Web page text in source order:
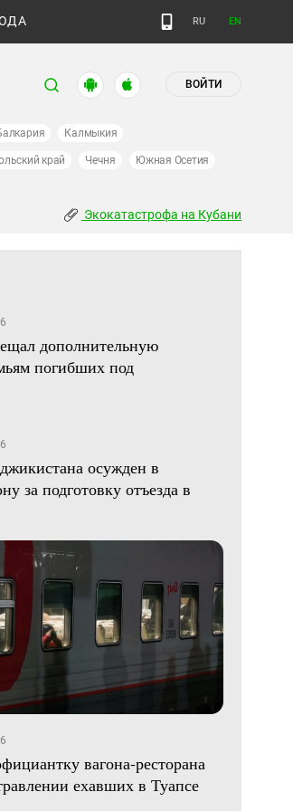
RU EN
ВОЙТИ
Калмыкия
край Чечня Южная Осетия
Экокатастрофа на Кубани
дополнительную
погибших под
осужден в
за подготовку отъезда в
вагона-ресторана
ехавших в Туапсе